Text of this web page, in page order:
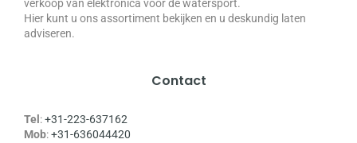
verkoop van elektronica voor de watersport.
Hier kunt u ons assortiment bekijken en u deskundig laten
adviseren.
Contact
Tel :+31-223-637162
Mob:+31-636044420